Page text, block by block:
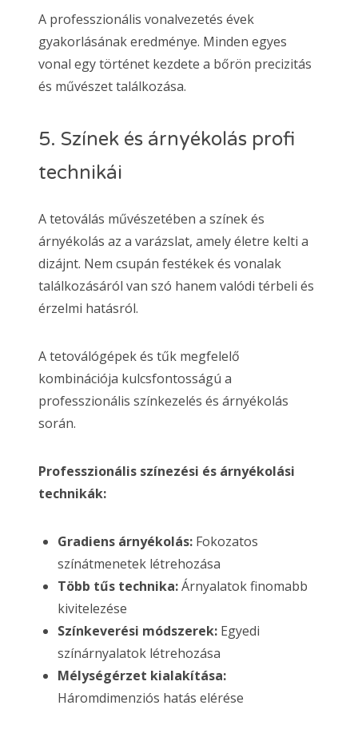
A professzionális vonalvezetés évek
gyakorlásának eredménye. Minden egyes
vonal egy történet kezdete a bőrön precizitás
és művészet találkozása.
5. Színek és árnyékolás profi
technikái
A tetoválás művészetében a színek és
árnyékolás az a varázslat, amely életre kelti a
dizájnt. Nem csupán festékek és vonalak
találkozásáról van szó hanem valódi térbeli és
érzelmi hatásról.
A tetoválógépek és tűk megfelelő
kombinációja kulcsfontosságú a
professzionális színkezelés és árnyékolás
során.
Professzionális színezési és árnyékolási
technikák:
Gradiens árnyékolás: Fokozatos
színátmenetek létrehozása
Több tűs technika:Árnyalatok finomabb
kivitelezése
Színkeverési módszerek: Egyedi
színárnyalatok létrehozása
Mélységérzet kialakítása:
Háromdimenziós hatás elérése